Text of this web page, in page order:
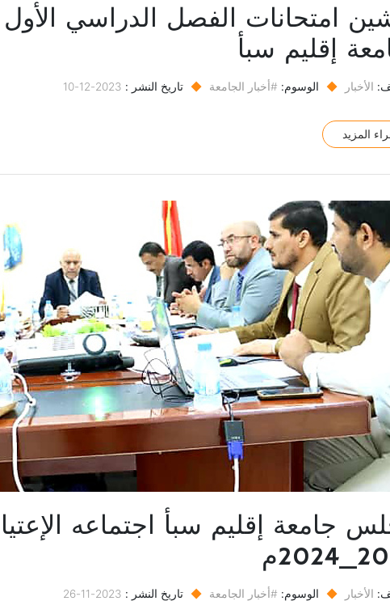
إقليم سبأ
الأخبار ◆ الوسوم: #أخبار الجامعة ◆ تاريخ النشر : 2023-12-10
المزيد
جامعة إقليم سبأ اجتماعه
الأخبار ◆ الوسوم: #أخبار الجامعة ◆ تاريخ النشر : 2023-11-26